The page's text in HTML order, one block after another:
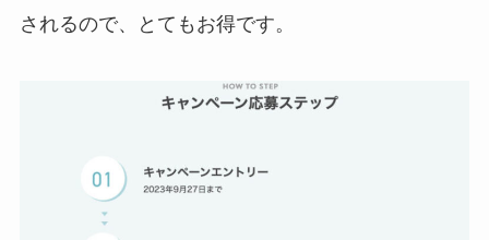
されるので、とてもお得です。